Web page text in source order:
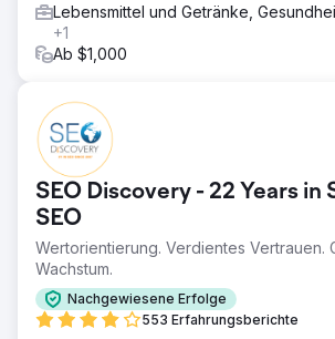
Lebensmittel und Getränke,
+1
Ab $1,000
SEO Discovery - 22 Years in
SEO
Wertorientierung. Verdientes Vertrauen.
Wachstum.
Nachgewiesene Erfolge
553 Erfahrungsberichte